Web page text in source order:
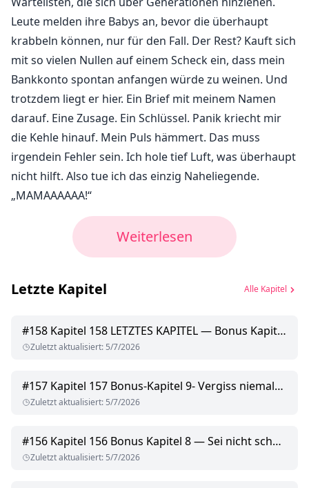
Leute melden ihre Babys an, bevor die überhaupt
krabbeln können, nur für den Fall. Der Rest? Kauft sich
mit so vielen Nullen auf einem Scheck ein, dass mein
Bankkonto spontan anfangen würde zu weinen. Und
trotzdem liegt er hier. Ein Brief mit meinem Namen
darauf. Eine Zusage. Ein Schlüssel. Panik kriecht mir
die Kehle hinauf. Mein Puls hämmert. Das muss
irgendein Fehler sein. Ich hole tief Luft, was überhaupt
nicht hilft. Also tue ich das einzig Naheliegende.
„MAMAAAAAA!“
Weiterlesen
Letzte Kapitel Alle Kapitel
#158 Kapitel 158 LETZTES KAPITEL — Bonus Kapitel 10 — Tu nicht so, als wärst du nicht interessiert
Zuletzt aktualisiert: 5/7/2026
#157 Kapitel 157 Bonus-Kapitel 9- Vergiss niemals, dass Drachen kein Gelegenheitsdating machen
Zuletzt aktualisiert: 5/7/2026
#156 Kapitel 156 Bonus Kapitel 8 — Sei nicht schockiert, wenn er dir einen Diamanten gibt, der größer ist als dein Gesicht
Zuletzt aktualisiert: 5/7/2026